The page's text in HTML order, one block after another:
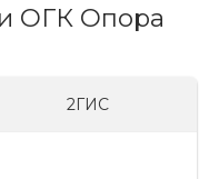
ОГК Опора
2ГИС